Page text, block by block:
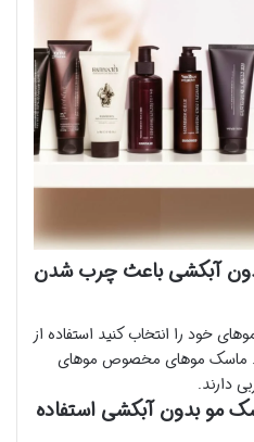
آبکشی باعث چرب شدن
خود را انتخاب کنید استفاده از
ماسک موهای مخصوص موهای
دارند.
مو بدون آبکشی استفاده